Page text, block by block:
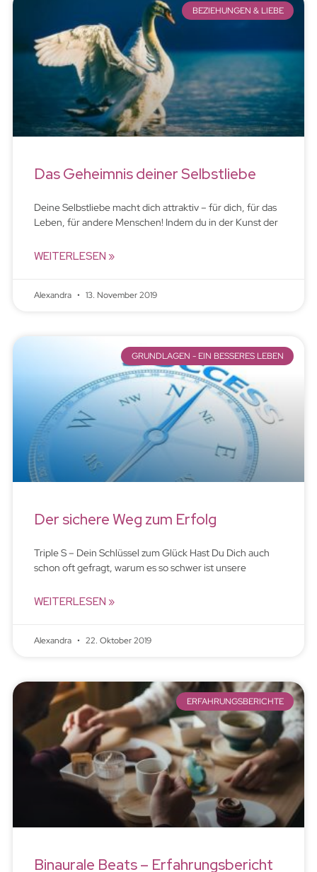
BEZIEHUNGEN & LIEBE
Das Geheimnis deiner Selbstliebe
Deine Selbstliebe macht dich attraktiv – für dich, für das
Leben, für andere Menschen! Indem du in der Kunst der
WEITERLESEN »
Alexandra 13. November 2019
GRUNDLAGEN - EIN BESSERES LEBEN
Der sichere Weg zum Erfolg
Triple S – Dein Schlüssel zum Glück Hast Du Dich auch
schon oft gefragt, warum es so schwer ist unsere
WEITERLESEN »
Alexandra 22. Oktober 2019
ERFAHRUNGSBERICHTE
Binaurale Beats – Erfahrungsbericht